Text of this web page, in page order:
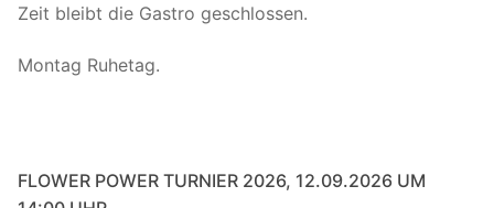
Zeit bleibt die Gastro geschlossen.
Montag Ruhetag.
FLOWER POWER TURNIER 2026, 12.09.2026 UM